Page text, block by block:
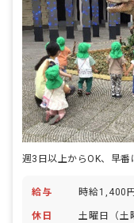
植物の生育
いやりの気
だ 一人、
する（食事
いこ 興味
楽しむ
給与 時給1,400
休日
土曜日（土